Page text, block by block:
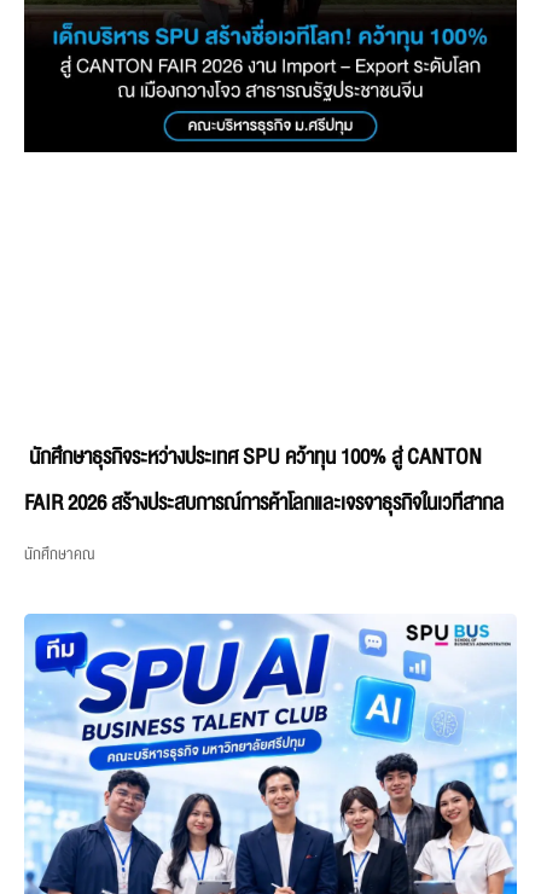
นักศึกษาธุรกิจระหว่างประเทศ SPU คว้าทุน 100% สู่ CANTON
FAIR 2026 สร้างประสบการณ์การค้าโลกและเจรจาธุรกิจในเวทีสากล
นักศึกษาคณ